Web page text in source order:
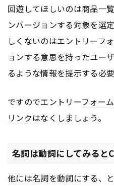
回遊してほしいのは商品一
ンバージョンする対象を選
しくないのはエントリーフ
ョンする意思を持ったユー
るような情報を提示する必
ですのでエントリーフォーム
リンクはなくしましょう。
名詞は動詞にしてみると
他には名詞を動詞にする、